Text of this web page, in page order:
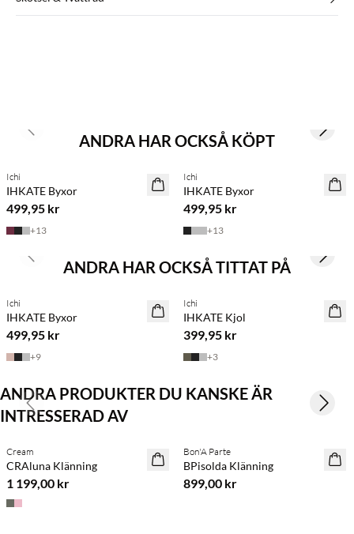
ANDRA HAR OCKSÅ KÖPT
NYHET
Köp min. 2 & spara 20 %
Ichi
IHKATE Byxor
499,95 kr
+13
NYHET
BASIC DEAL
Ichi
IHKATE Byxor
499,95 kr
+13
Previous slide Next
ANDRA HAR OCKSÅ TITTAT PÅ
BASIC DEAL
Ichi
IHKATE Byxor
499,95 kr
+9
Ichi
IHKATE Kjol
399,95 kr
+3
Previous slide Next
ANDRA PRODUKTER DU KANSKE ÄR
INTRESSERAD AV
NYHET
Köp min. 2 & spara 20 %
Cream
CRAluna Klänning
1 199,00 kr
NYHET
Bon'A Parte
BPisolda Klänning
899,00 kr
Previous slide Next